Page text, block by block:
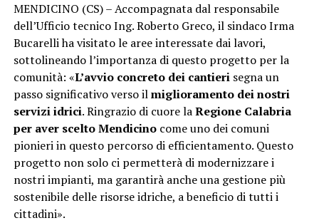
MENDICINO (CS) – Accompagnata dal responsabile
dell’Ufficio tecnico Ing. Roberto Greco, il sindaco Irma
Bucarelli ha visitato le aree interessate dai lavori,
sottolineando l’importanza di questo progetto per la
comunità: «L’avvio concreto dei cantierisegna un
passo significativo verso ilmiglioramento dei nostri
servizi idrici. Ringrazio di cuore laRegione Calabria
per aver scelto Mendicinocome uno dei comuni
pionieri in questo percorso di efficientamento. Questo
progetto non solo ci permetterà di modernizzare i
nostri impianti, ma garantirà anche una gestione più
sostenibile delle risorse idriche, a beneficio di tutti i
cittadini».